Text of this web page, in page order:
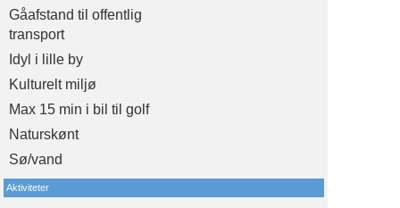
Gåafstand til offentlig
transport
Idyl i lille by
Kulturelt miljø
Max 15 min i bil til golf
Naturskønt
Sø/vand
Aktiviteter